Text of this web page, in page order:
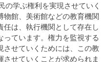
学ぶ権利を実現させていく
館、美術館などの教育機関
は、執行機関として存在し
ています。権力を監視する
させていくためには、この教
せていくことが求められま